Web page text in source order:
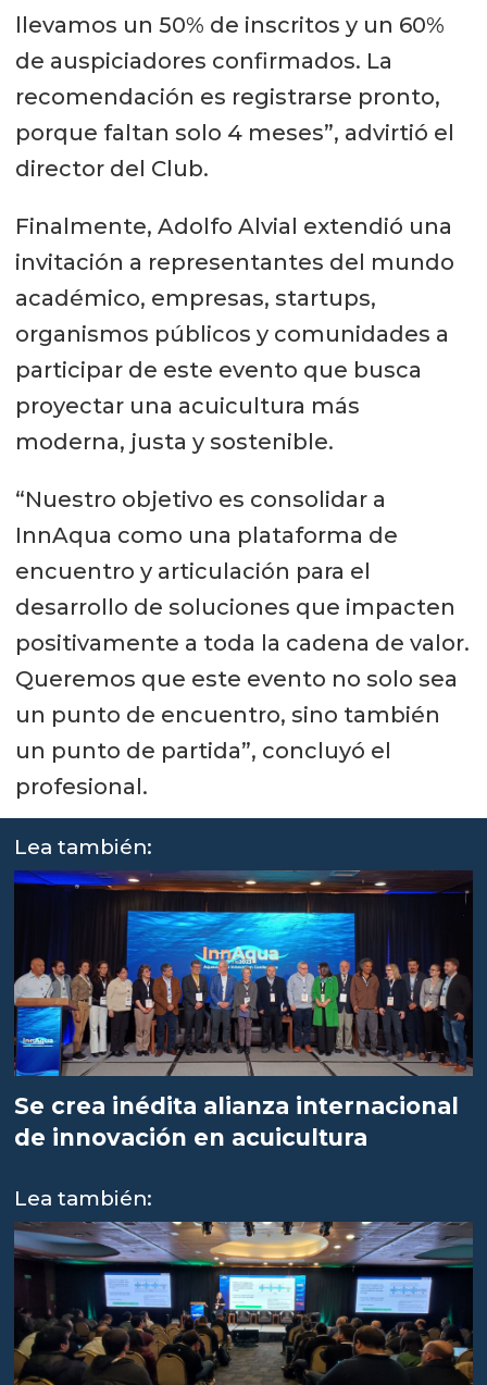
llevamos un 50% de inscritos y un 60%
de auspiciadores confirmados. La
recomendación es registrarse pronto,
porque faltan solo 4 meses”, advirtió el
director del Club.
Finalmente, Adolfo Alvial extendió una
invitación a representantes del mundo
académico, empresas, startups,
organismos públicos y comunidades a
participar de este evento que busca
proyectar una acuicultura más
moderna, justa y sostenible.
“Nuestro objetivo es consolidar a
InnAqua como una plataforma de
encuentro y articulación para el
desarrollo de soluciones que impacten
positivamente a toda la cadena de valor.
Queremos que este evento no solo sea
un punto de encuentro, sino también
un punto de partida”, concluyó el
profesional.
Lea también:
Se crea inédita alianza internacional
de innovación en acuicultura
Lea también: